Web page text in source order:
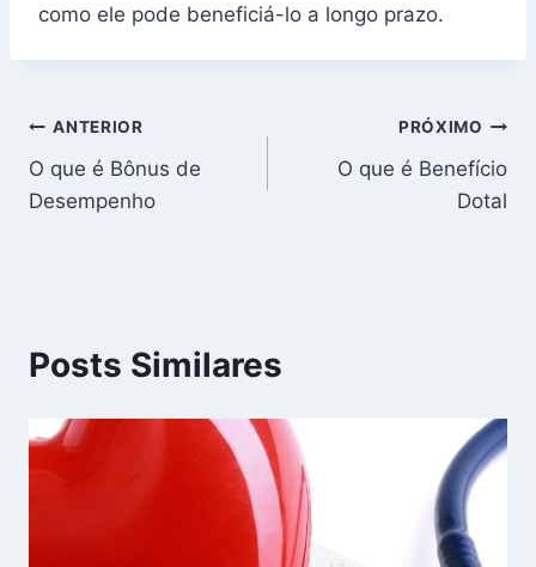
como ele pode beneficiá-lo a longo prazo.
Navegação
de
ANTERIOR
O que é Bônus de
Desempenho
PRÓXIMO
O que é Benefício
Dotal
Posts Similares